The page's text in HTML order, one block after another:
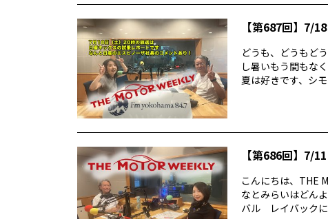
【第687回】7/
どうも、どうもど
し暑いもう間もな
夏は好きです、シ
【第686回】7/
こんにちは、THE
なとみらいはどん
バル レイバックに